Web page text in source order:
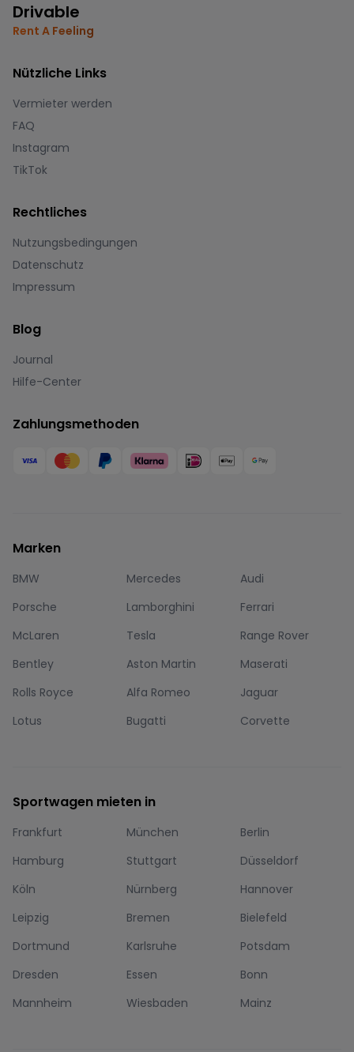
Drivable
Rent A Feeling
Nützliche Links
Vermieter werden
FAQ
Instagram
TikTok
Rechtliches
Nutzungsbedingungen
Datenschutz
Impressum
Blog
Journal
Hilfe-Center
Zahlungsmethoden
Marken
BMW Mercedes
Audi
Porsche
Lamborghini
Ferrari
McLaren
Tesla
Range Rover
Bentley
Aston Martin
Maserati
Rolls Royce
Alfa Romeo
Jaguar
Lotus
Bugatti Corvette
Sportwagen mieten in
Frankfurt München
Berlin
Hamburg
Stuttgart
Düsseldorf
Köln
Nürnberg
Hannover
Leipzig
Bremen
Bielefeld
Dortmund
Karlsruhe
Potsdam
Dresden
Essen
Bonn
Mannheim
Wiesbaden Mainz